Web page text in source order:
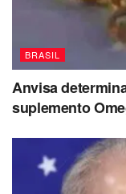
BRASIL
Anvisa
suplemento